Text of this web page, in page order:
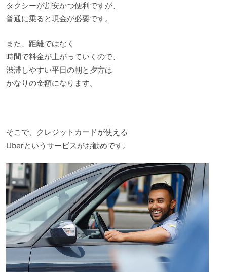
タクシーが割安かつ便利ですが、
普通に乗ると現金が必要です。
また、距離ではなく
時間で料金が上がっていくので、
渋滞しやすい平日の朝と夕方は
かなりの金額になります。
そこで、クレジットカードが使える
Uberというサービスがお勧めです。